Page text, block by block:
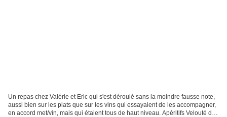
Un repas chez Valérie et Eric qui s'est déroulé sans la moindre fausse note,
aussi bien sur les plats que sur les vins qui essayaient de les accompagner,
en accord met/vin, mais qui étaient tous de haut niveau. Apéritifs Velouté de